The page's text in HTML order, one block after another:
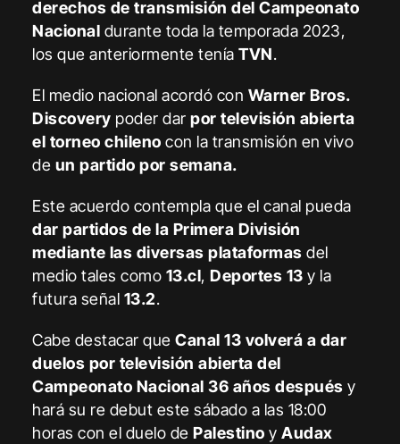
derechos de transmisión del Campeonato
Nacional durante toda la temporada 2023,
los que anteriormente teníaTVN.
El medio nacional acordó con Warner Bros.
Discovery poder dar por televisión abierta
el torneo chilenocon la transmisión en vivo
de un partido por semana.
Este acuerdo contempla que el canal pueda
dar partidos de la Primera División
mediante las diversas plataformas del
medio tales como 13.cl,Deportes 13 y la
futura señal 13.2.
Cabe destacar queCanal 13 volverá a dar
duelos por televisión abierta del
Campeonato Nacional 36 años despuésy
hará su re debut este sábado a las 18:00
horas con el duelo dePalestino yAudax